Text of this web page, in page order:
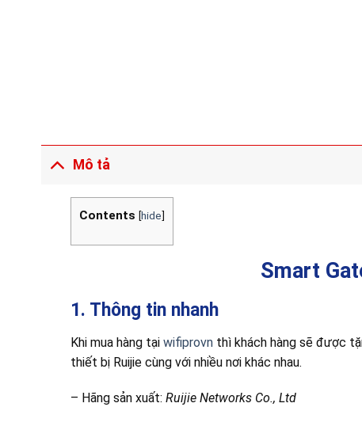
Mô tả
Contents [hide]
Smart
1. Thông tin nhanh
Khi mua hàng tại wifiprovnthì khách hàng sẽ được
thiết bị Ruijie cùng với nhiều nơi khác nhau.
– Hãng sản xuất: Ruijie Networks Co., Ltd